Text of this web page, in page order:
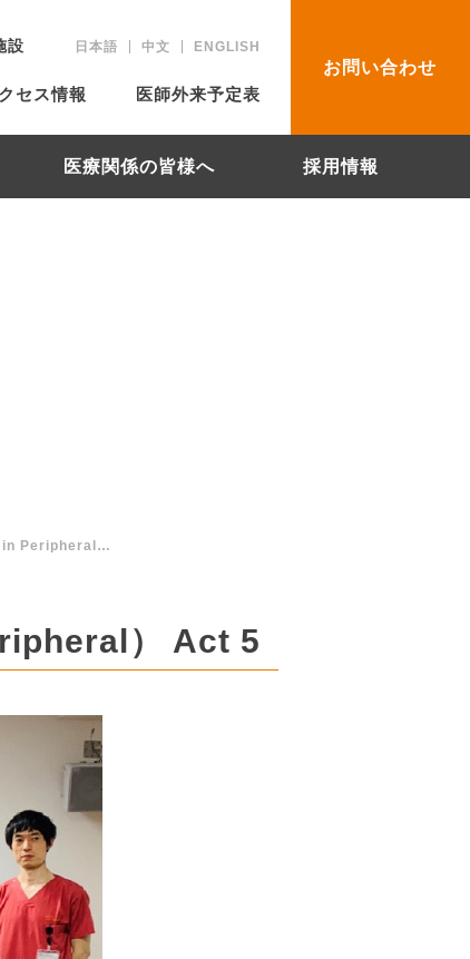
設 日本語 中文 ENGLISH
セス情報 医師外来予定表
お問い合わせ
医療関係の皆様へ 採用情報
EVT Training Course（HARP：Heat & React in Peripheral） Act 5
） Act 5